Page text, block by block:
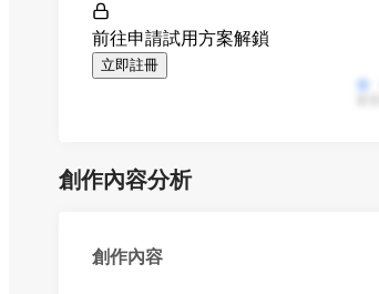
前往申請試用方案解鎖
立即註冊
創作內容分析
創作內容